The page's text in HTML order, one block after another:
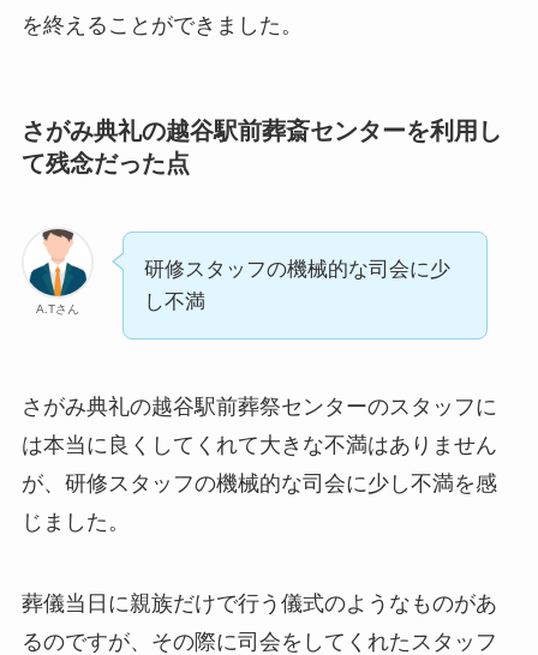
を終えることができました。
さがみ典礼の越谷駅前葬斎センターを利用し
て残念だった点
A.Tさん
研修スタッフの機械的な司会に少
し不満
さがみ典礼の越谷駅前葬祭センターのスタッフに
は本当に良くしてくれて大きな不満はありません
が、研修スタッフの機械的な司会に少し不満を感
じました。
葬儀当日に親族だけで行う儀式のようなものがあ
るのですが、その際に司会をしてくれたスタッフ